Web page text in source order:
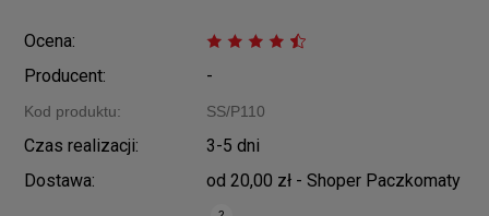
Ocena:
Producent:
-
Kod produktu: SS/P110
Czas realizacji:
3-5 dni
Dostawa:
od 20,00 zł - Shoper Paczkomaty